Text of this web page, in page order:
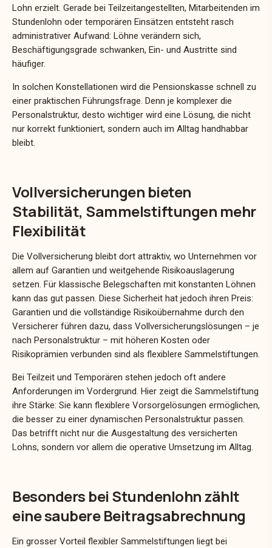
Lohn erzielt. Gerade bei Teilzeitangestellten, Mitarbeitenden im
Stundenlohn oder temporären Einsätzen entsteht rasch
administrativer Aufwand: Löhne verändern sich,
Beschäftigungsgrade schwanken, Ein- und Austritte sind
häufiger.
In solchen Konstellationen wird die Pensionskasse schnell zu
einer praktischen Führungsfrage. Denn je komplexer die
Personalstruktur, desto wichtiger wird eine Lösung, die nicht
nur korrekt funktioniert, sondern auch im Alltag handhabbar
bleibt.
Vollversicherungen bieten
Stabilität, Sammelstiftungen mehr
Flexibilität
Die Vollversicherung bleibt dort attraktiv, wo Unternehmen vor
allem auf Garantien und weitgehende Risikoauslagerung
setzen. Für klassische Belegschaften mit konstanten Löhnen
kann das gut passen. Diese Sicherheit hat jedoch ihren Preis:
Garantien und die vollständige Risikoübernahme durch den
Versicherer führen dazu, dass Vollversicherungslösungen – je
nach Personalstruktur – mit höheren Kosten oder
Risikoprämien verbunden sind als flexiblere Sammelstiftungen.
Bei Teilzeit und Temporären stehen jedoch oft andere
Anforderungen im Vordergrund. Hier zeigt die Sammelstiftung
ihre Stärke: Sie kann flexiblere Vorsorgelösungen ermöglichen,
die besser zu einer dynamischen Personalstruktur passen.
Das betrifft nicht nur die Ausgestaltung des versicherten
Lohns, sondern vor allem die operative Umsetzung im Alltag.
Besonders bei Stundenlohn zählt
eine saubere Beitragsabrechnung
Ein grosser Vorteil flexibler Sammelstiftungen liegt bei